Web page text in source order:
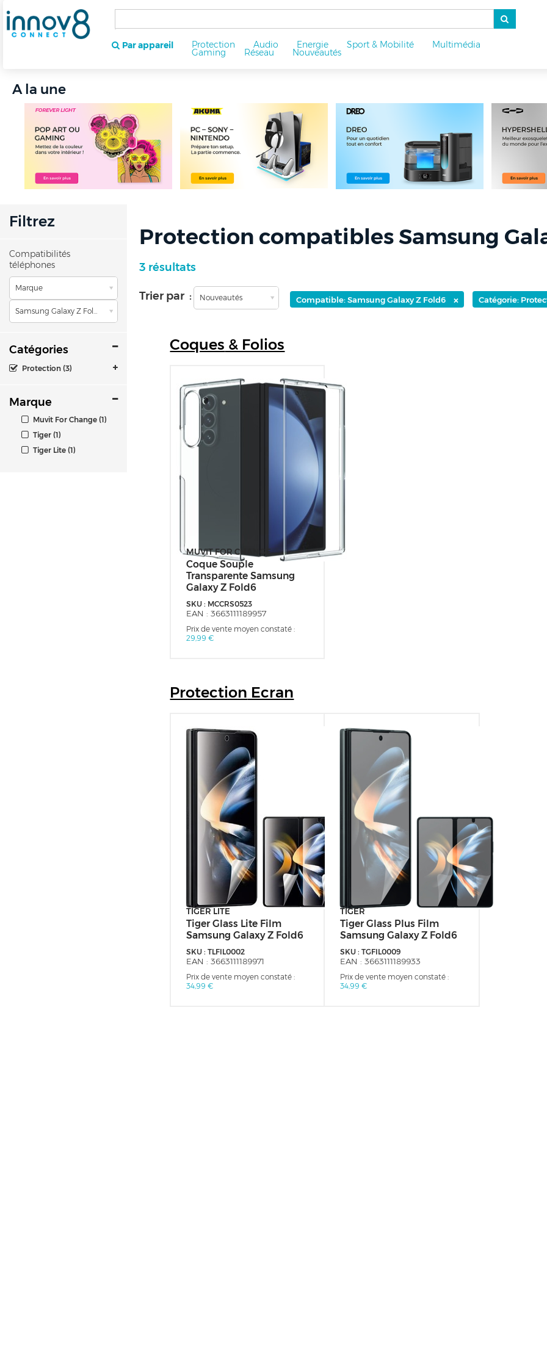
Par appareil Protection Audio Energie Sport & Mobilité Multimédia
Gaming Réseau Nouveautés
A la une
Filtrez
Compatibilités
téléphones
Marque
Samsung Galaxy Z Fold6
Catégories
Protection (3)
Marque
Muvit For Change (1)
Tiger (1)
Tiger Lite (1)
Protection compatibles Samsung
3 résultats
Trier par : Nouveautés Compatible: Samsung Galaxy Z Fold6 × Catégorie:
Coques & Folios
MUVIT FOR CHANGE
Coque Souple
Transparente Samsung
Galaxy Z Fold6
SKU : MCCRS0523
EAN :3663111189957
Prix de vente moyen constaté :
29,99 €
Protection Ecran
TIGER LITE
Tiger Glass Lite Film
Samsung Galaxy Z Fold6
SKU :TLFIL0002
EAN :3663111189971
Prix de vente moyen constaté :
34,99 €
TIGER
Tiger Glass Plus Film
Samsung Galaxy Z Fold6
SKU :TGFIL0009
EAN :3663111189933
Prix de vente moyen constaté :
34,99 €